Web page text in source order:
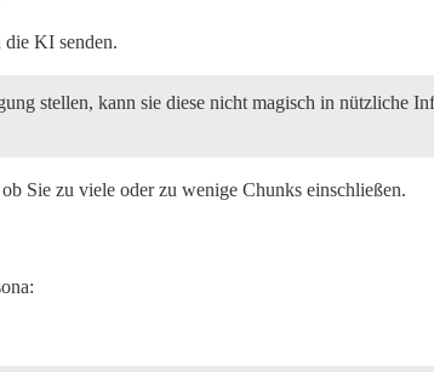
KI senden.
stellen, kann sie diese nicht magisch in nützliche
Sie zu viele oder zu wenige Chunks einschließen.